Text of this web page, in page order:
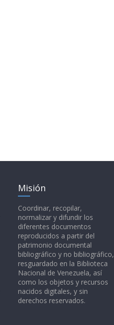
Misión
Coordinar, recopilar,
normalizar y difundir los
diferentes documentos
reproducidos a partir del
patrimonio documental
bibliográfico y no bibliográfico,
resguardado en la Biblioteca
Nacional de Venezuela, así
como los objetos y recursos
nacidos digitales, y sin
derechos reservados.